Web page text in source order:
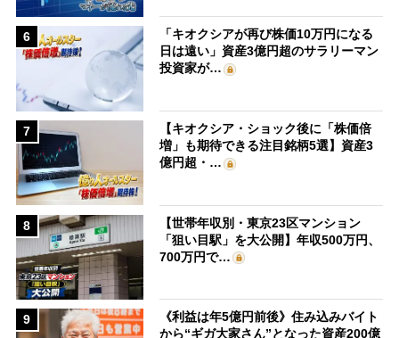
6
「キオクシアが再び株価10万円になる
日は遠い」資産3億円超のサラリーマン
投資家が…
7
【キオクシア・ショック後に「株価倍
増」も期待できる注目銘柄5選】資産3
億円超・…
8
【世帯年収別・東京23区マンション
「狙い目駅」を大公開】年収500万円、
700万円で…
9
《利益は年5億円前後》住み込みバイト
から“ギガ大家さん”となった資産200億